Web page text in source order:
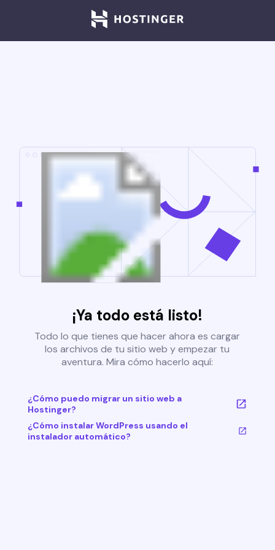
¡Ya todo está listo!
Todo lo que tienes que hacer ahora es cargar
los archivos de tu sitio web y empezar tu
aventura. Mira cómo hacerlo aquí:
¿Cómo puedo migrar un sitio web a
Hostinger?
¿Cómo instalar WordPress usando el
instalador automático?